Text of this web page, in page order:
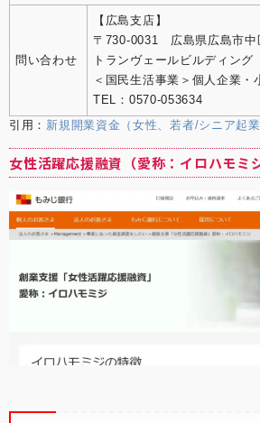
問い合わせ
【広島支店】
〒730-0031 広島県広島市
トランヴェールビルディング
＜国民生活事業＞個人企業・
TEL：0570-053634
引用： 新規開業資金（女性、若者/シニア起業
女性活躍応援融資（愛称：イロハモミ